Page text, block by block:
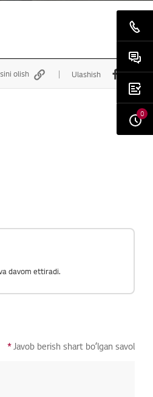
olish Ulashish
davom ettiradi.
* Javob berish shart boʻlgan savol
0